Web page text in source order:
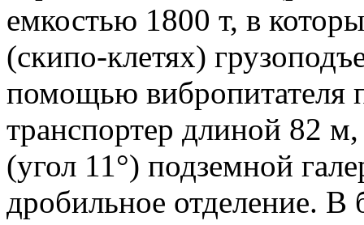
емкостью 1800 т, в
(скипо-клетях)
помощью вибропитателя
транспортер длиной 82
(угол 11°) подземной
дробильное отделение. В